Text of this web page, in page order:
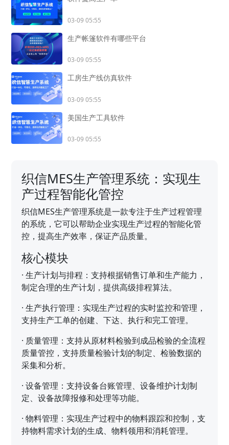
03-09 05:55
生产帐篷软件有哪些平台
03-09 05:55
工房生产线仿真软件
03-09 05:55
美国生产工具软件
03-09 05:55
织信MES生产管理系统：实现生
产过程智能化管控
织信MES生产管理系统是一款专注于生产过程管理
的系统，它可以帮助企业实现生产过程的智能化管
控，提高生产效率，保证产品质量。
核心模块
·生产计划与排程：支持根据销售订单和生产能力，
制定合理的生产计划，提供高级排程算法。
·生产执行管理：实现生产过程的实时监控和管理，
支持生产工单的创建、下达、执行和完工管理。
· 质量管理：支持从原材料检验到成品检验的全流程
质量管控，支持质量检验计划的制定、检验数据的
采集和分析。
·设备管理：支持设备台账管理、设备维护计划制
定、设备故障报修和处理等功能。
·物料管理：实现生产过程中的物料跟踪和控制，支
持物料需求计划的生成、物料领用和消耗管理。